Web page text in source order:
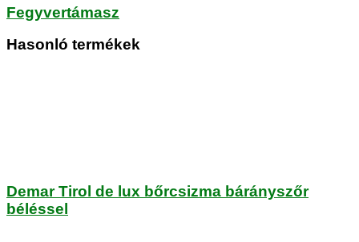
Fegyvertámasz
Hasonló termékek
Demar Tirol de lux bőrcsizma bárányszőr
béléssel